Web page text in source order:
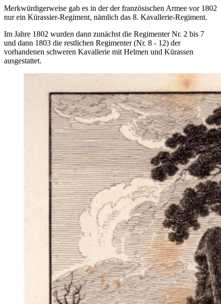
Merkwürdigerweise gab es in der der französischen Armee vor 1802
nur ein Kürassier-Regiment, nämlich das 8. Kavallerie-Regiment.
Im Jahre 1802 wurden dann zunächst die Regimenter Nr. 2 bis 7
und dann 1803 die restlichen Regimenter (Nr. 8 - 12) der
vorhandenen schweren Kavallerie mit Helmen und Kürassen
ausgestattet.